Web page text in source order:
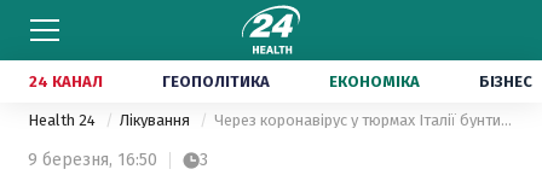
24 КАНАЛ ГЕОПОЛІТИКА ЕКОНОМІКА БІЗНЕС
Health 24 Лікування Через коронавірус у тюрмах Італії бунти: 6 в'язнів загинули
9 березня, 16:50 3